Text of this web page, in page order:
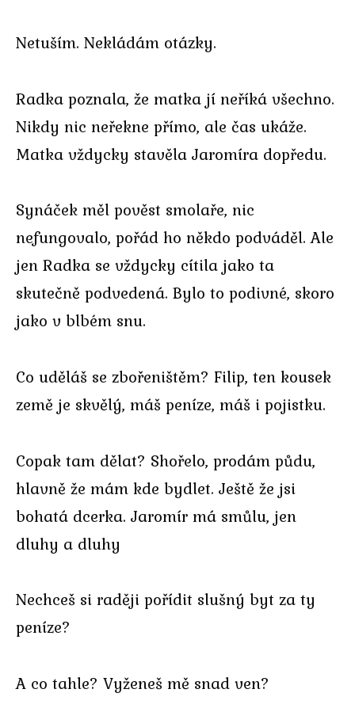
Netuším. Nekládám otázky.
Radka poznala, že matka jí neříká všechno.
Nikdy nic neřekne přímo, ale čas ukáže.
Matka vždycky stavěla Jaromíra dopředu.
Synáček měl pověst smolaře, nic
nefungovalo, pořád ho někdo podváděl. Ale
jen Radka se vždycky cítila jako ta
skutečně podvedená. Bylo to podivné, skoro
jako v blbém snu.
Co uděláš se zbořeništěm? Filip, ten kousek
země je skvělý, máš peníze, máš i pojistku.
Copak tam dělat? Shořelo, prodám půdu,
hlavně že mám kde bydlet. Ještě že jsi
bohatá dcerka. Jaromír má smůlu, jen
dluhy a dluhy
Nechceš si raději pořídit slušný byt za ty
peníze?
A co tahle? Vyženeš mě snad ven?